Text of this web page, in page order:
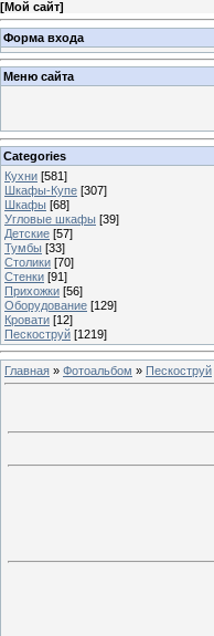
[Мой сайт]
Форма входа
Меню сайта
Categories
Кухни [581]
Шкафы-Купе [307]
Шкафы [68]
Угловые шкафы [39]
Детские [57]
Тумбы [33]
Столики [70]
Стенки [91]
Прихожки [56]
Оборудование [129]
Кровати [12]
Пескоструй [1219]
Главная » Фотоальбом » Пескоструй